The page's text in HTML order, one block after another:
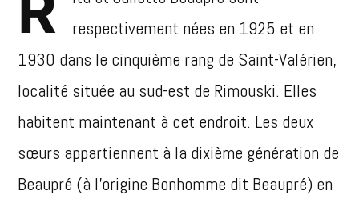
respectivement nées en 1925 et en
1930 dans le cinquième rang de Saint-Valérien,
localité située au sud-est de Rimouski. Elles
habitent maintenant à cet endroit. Les deux
sœurs appartiennent à la dixième génération de
Beaupré (à l’origine Bonhomme dit Beaupré) en